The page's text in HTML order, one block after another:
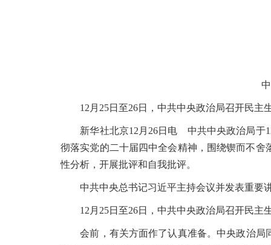
12月25日至26日，中共中央政治局召开民
新华社北京12月26日电 中共中央政治局于12
彻落实党的二十届四中全会精神，围绕锲而不
性分析，开展批评和自我批评。
中共中央总书记习近平主持会议并发表重要
12月25日至26日，中共中央政治局召开民
会前，有关方面作了认真准备。中央政治局